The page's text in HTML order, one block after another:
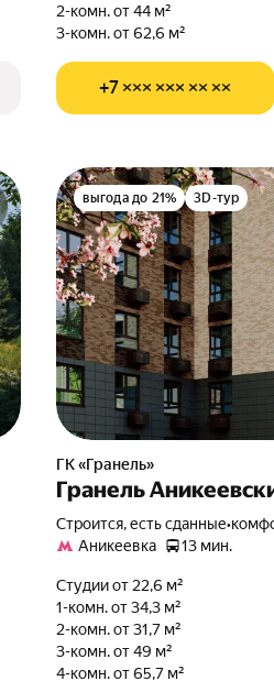
2-комн. от 44 м²
3-комн. от 62,6 м²
+7 ××× ××× ×× ××
выгода до 21% 3D-тур
ГК «Гранель»
Гранель
Строится, есть сданные•
Аникеевка
13 мин.
Студии от 22,6 м²
1-комн. от 34,3 м²
2-комн. от 31,7 м²
3-комн. от 49 м²
4-комн. от 65,7 м²